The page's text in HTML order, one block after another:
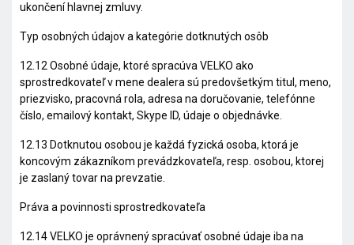
ukončení hlavnej zmluvy.
Typ osobných údajov a kategórie dotknutých osôb
12.12 Osobné údaje, ktoré spracúva VELKO ako
sprostredkovateľ v mene dealera sú predovšetkým titul, meno,
priezvisko, pracovná rola, adresa na doručovanie, telefónne
číslo, emailový kontakt, Skype ID, údaje o objednávke.
12.13 Dotknutou osobou je každá fyzická osoba, ktorá je
koncovým zákazníkom prevádzkovateľa, resp. osobou, ktorej
je zaslaný tovar na prevzatie.
Práva a povinnosti sprostredkovateľa
12.14 VELKO je oprávnený spracúvať osobné údaje iba na